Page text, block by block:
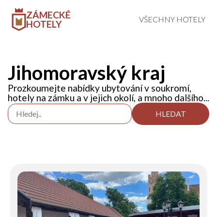
ZÁMECKÉ
HOTELY
VŠECHNY HOTELY
Jihomoravský kraj
Prozkoumejte nabídky ubytování v soukromí,
hotely na zámku a v jejich okolí, a mnoho dalšího...
HLEDAT